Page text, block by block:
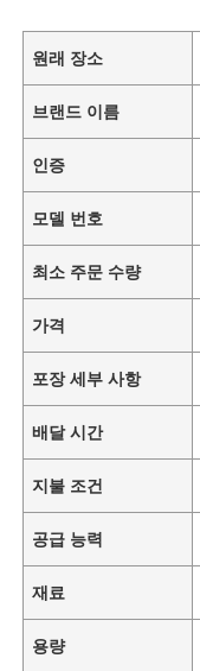
원래 장소
브랜드 이름
인증
모델 번호
최소 주문 수량
가격
포장 세부 사항
배달 시간
지불 조건
공급 능력
재료
용량